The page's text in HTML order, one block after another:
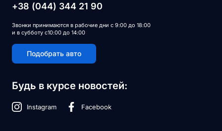
Будь в курсе новостей:
Instagram Facebook
+38 (044) 344 21 90
Звонки принимаются в рабочие дни с 9:00 до 18:00
и в субботу с10:00 до 14:00
Подобрать авто